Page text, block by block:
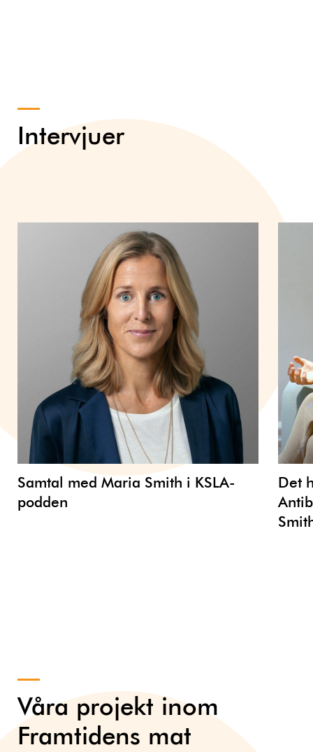
Intervjuer
Samtal med Maria Smith i KSLA-
podden
Det
Våra projekt inom
Framtidens mat